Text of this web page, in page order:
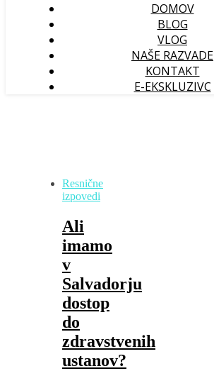
DOMOV
BLOG
VLOG
NAŠE RAZVADE
KONTAKT
E-EKSKLUZIVC
Resnične
izpovedi
Ali
imamo
v
Salvadorju
dostop
do
zdravstvenih
ustanov?